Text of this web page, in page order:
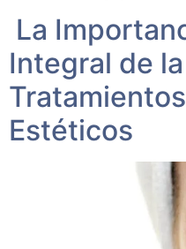
La
Integral de
Estéticos